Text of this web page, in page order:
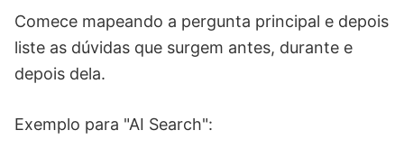
Comece mapeando a pergunta principal e depois
liste as dúvidas que surgem antes, durante e
depois dela.
Exemplo para "AI Search":